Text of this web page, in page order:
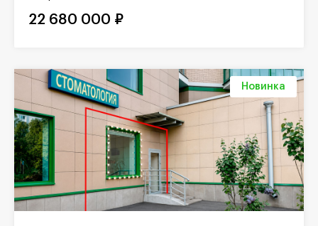
22 680 000 ₽
Новинка